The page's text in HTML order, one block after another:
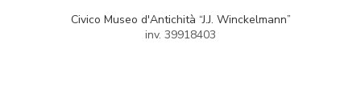
Civico Museo d'Antichità “J.J. Winckelmann”
inv. 39918403